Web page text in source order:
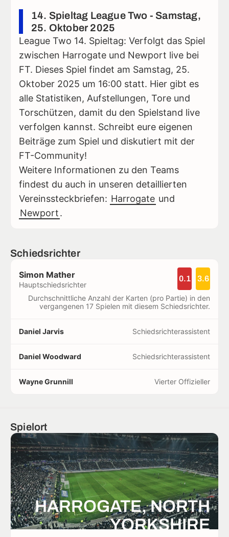
14. Spieltag League Two - Samstag,
25. Oktober 2025
League Two 14. Spieltag: Verfolgt das Spiel
zwischen Harrogate und Newport live bei
FT. Dieses Spiel findet am Samstag, 25.
Oktober 2025 um 16:00 statt. Hier gibt es
alle Statistiken, Aufstellungen, Tore und
Torschützen, damit du den Spielstand live
verfolgen kannst. Schreibt eure eigenen
Beiträge zum Spiel und diskutiert mit der
FT-Community!
Weitere Informationen zu den Teams
findest du auch in unseren detaillierten
Vereinssteckbriefen: Harrogate und
Newport.
Schiedsrichter
Simon Mather
Hauptschiedsrichter
0.1 3.6
Durchschnittliche Anzahl der Karten (pro Partie) in den
vergangenen 17 Spielen mit diesem Schiedsrichter.
Daniel Jarvis Schiedsrichterassistent
Daniel Woodward Schiedsrichterassistent
Wayne Grunnill Vierter Offizieller
Spielort
HARROGATE, NORTH
YORKSHIRE